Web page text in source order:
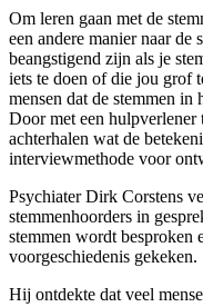
Om leren gaan met de
een andere manier naar de
beangstigend zijn als je
iets te doen of die jou grof
mensen dat de stemmen in
Door met een hulpverlener
achterhalen wat de
interviewmethode voor
Psychiater Dirk Corstens
stemmenhoorders in
stemmen wordt besproken
voorgeschiedenis gekeken.
Hij ontdekte dat veel